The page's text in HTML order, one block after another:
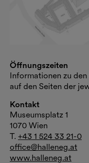
Öffnungszeiten
Informationen zu
auf den Seiten der
Kontakt
Museumsplatz 1
1070 Wien
T. +43 1 524 33 21-0
office@halleneg.at
www.halleneg.at